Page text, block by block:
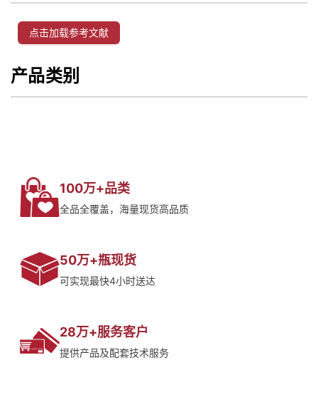
点击加载参考文献
产品类别
100万+品类
全品全覆盖，海量现货高品质
50万+瓶现货
可实现最快4小时送达
28万+服务客户
提供产品及配套技术服务